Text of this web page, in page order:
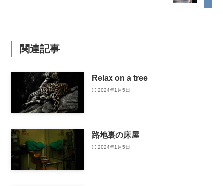
関連記事
Relax on a tree
2024年1月5日
路地裏の床屋
2024年1月5日